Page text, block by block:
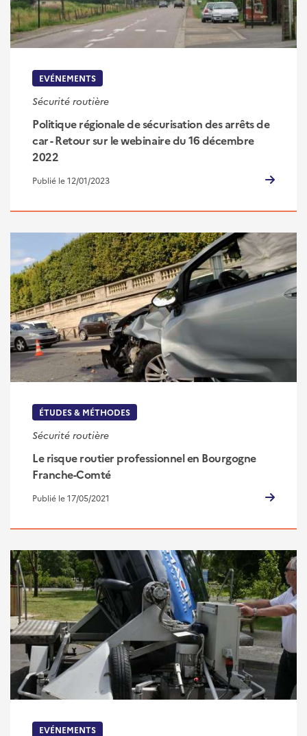
EVÉNEMENTS
Sécurité routière
Politique régionale de sécurisation des arrêts de
car - Retour sur le webinaire du 16 décembre
2022
Publié le 12/01/2023
ÉTUDES & MÉTHODES
Sécurité routière
Le risque routier professionnel en Bourgogne
Franche-Comté
Publié le 17/05/2021
EVÉNEMENTS